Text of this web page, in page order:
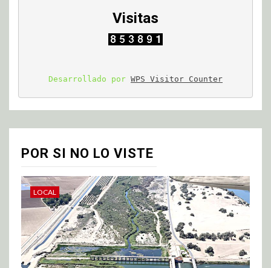
Visitas
Desarrollado por WPS Visitor Counter
POR SI NO LO VISTE
LOCAL